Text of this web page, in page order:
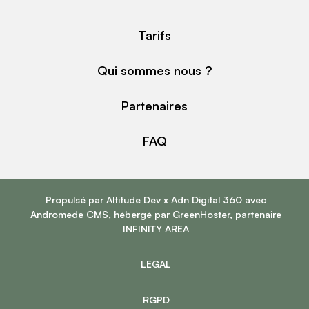
Tarifs
Qui sommes nous ?
Partenaires
FAQ
Propulsé par Altitude Devx Adn Digital 360avec
Andromede CMS, hébergé par GreenHoster, partenaire
INFINITY AREA
LEGAL
RGPD